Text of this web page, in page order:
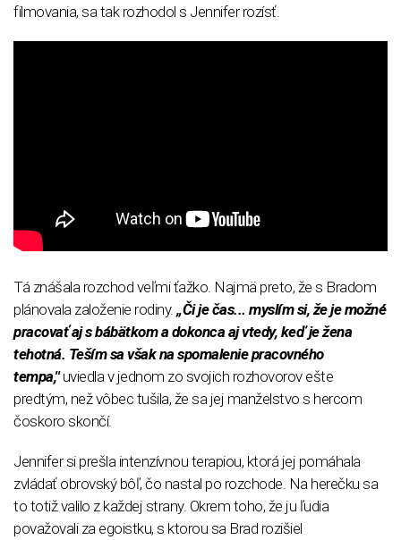
filmovania, sa tak rozhodol s Jennifer rozísť.
Tá znášala rozchod veľmi ťažko. Najmä preto, že s Bradom
plánovala založenie rodiny. „Či je čas... myslím si, že je možné
pracovať aj s bábätkom a dokonca aj vtedy, keď je žena
tehotná. Teším sa však na spomalenie pracovného
tempa,''uviedla v jednom zo svojich rozhovorov ešte
predtým, než vôbec tušila, že sa jej manželstvo s hercom
čoskoro skončí.
Jennifer si prešla intenzívnou terapiou, ktorá jej pomáhala
zvládať obrovský bôľ, čo nastal po rozchode. Na herečku sa
to totiž valilo z každej strany. Okrem toho, že ju ľudia
považovali za egoistku, s ktorou sa Brad rozišiel